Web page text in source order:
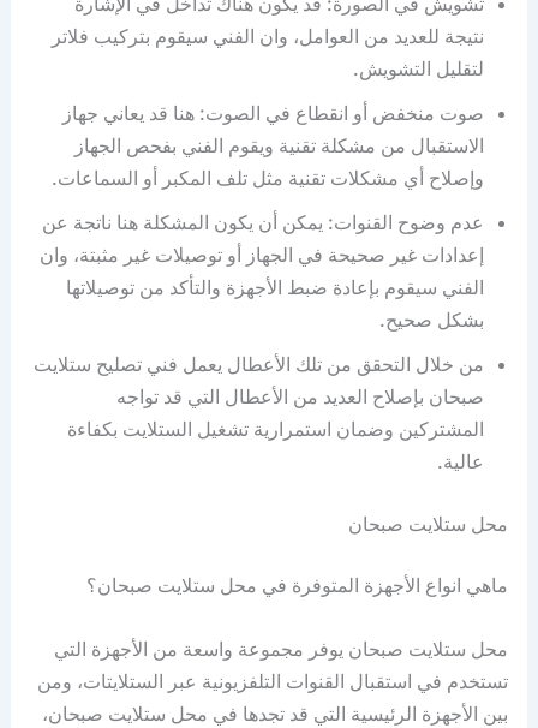
نتيجة للعديد من العوامل، وان الفني سيقوم بتركيب فلاتر
لتقليل التشويش.
صوت منخفض أو انقطاع في الصوت: هنا قد يعاني جهاز
الاستقبال من مشكلة تقنية ويقوم الفني بفحص الجهاز
وإصلاح أي مشكلات تقنية مثل تلف المكبر أو السماعات.
عدم وضوح القنوات: يمكن أن يكون المشكلة هنا ناتجة عن
إعدادات غير صحيحة في الجهاز أو توصيلات غير مثبتة، وان
الفني سيقوم بإعادة ضبط الأجهزة والتأكد من توصيلاتها
بشكل صحيح.
من خلال التحقق من تلك الأعطال يعمل فني تصليح ستلايت
صبحان بإصلاح العديد من الأعطال التي قد تواجه
المشتركين وضمان استمرارية تشغيل الستلايت بكفاءة
عالية.
محل ستلايت صبحان
ماهي انواع الأجهزة المتوفرة في محل ستلايت صبحان؟
محل ستلايت صبحان يوفر مجموعة واسعة من الأجهزة التي
تستخدم في استقبال القنوات التلفزيونية عبر الستلايتات، ومن
بين الأجهزة الرئيسية التي قد تجدها في محل ستلايت صبحان،